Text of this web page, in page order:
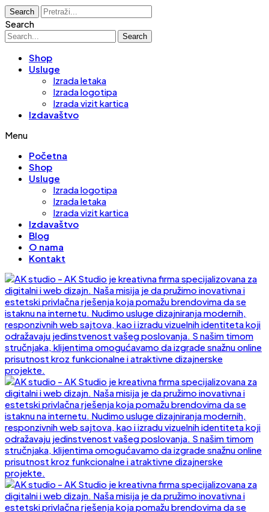
Search
Search
Search
Shop
Usluge
Izrada letaka
Izrada logotipa
Izrada vizit kartica
Izdavaštvo
Menu
Početna
Shop
Usluge
Izrada logotipa
Izrada letaka
Izrada vizit kartica
Izdavaštvo
Blog
O nama
Kontakt